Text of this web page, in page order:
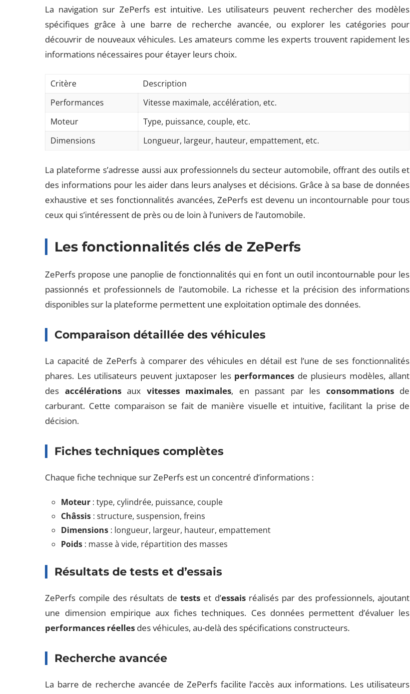
La navigation sur ZePerfs est intuitive. Les utilisateurs peuvent rechercher des modèles
spécifiques grâce à une barre de recherche avancée, ou explorer les catégories pour
découvrir de nouveaux véhicules. Les amateurs comme les experts trouvent rapidement les
informations nécessaires pour étayer leurs choix.
Critère
Description
Performances
Vitesse maximale, accélération, etc.
Moteur
Type, puissance, couple, etc.
Dimensions
Longueur, largeur, hauteur, empattement, etc.
La plateforme s’adresse aussi aux professionnels du secteur automobile, offrant des outils et
des informations pour les aider dans leurs analyses et décisions. Grâce à sa base de données
exhaustive et ses fonctionnalités avancées, ZePerfs est devenu un incontournable pour tous
ceux qui s’intéressent de près ou de loin à l’univers de l’automobile.
Les fonctionnalités clés de ZePerfs
ZePerfs propose une panoplie de fonctionnalités qui en font un outil incontournable pour les
passionnés et professionnels de l’automobile. La richesse et la précision des informations
disponibles sur la plateforme permettent une exploitation optimale des données.
Comparaison détaillée des véhicules
La capacité de ZePerfs à comparer des véhicules en détail est l’une de ses fonctionnalités
phares. Les utilisateurs peuvent juxtaposer les performances de plusieurs modèles, allant
des accélérationsaux vitesses maximales, en passant par les consommationsde
carburant. Cette comparaison se fait de manière visuelle et intuitive, facilitant la prise de
décision.
Fiches techniques complètes
Chaque fiche technique sur ZePerfs est un concentré d’informations :
Moteur : type, cylindrée, puissance, couple
Châssis : structure, suspension, freins
Dimensions : longueur, largeur, hauteur, empattement
Poids : masse à vide, répartition des masses
Résultats de tests et d’essais
ZePerfs compile des résultats detests et d’essaisréalisés par des professionnels, ajoutant
une dimension empirique aux fiches techniques. Ces données permettent d’évaluer les
performances réelles des véhicules, au-delà des spécifications constructeurs.
Recherche avancée
La barre de recherche avancée de ZePerfs facilite l’accès aux informations. Les utilisateurs